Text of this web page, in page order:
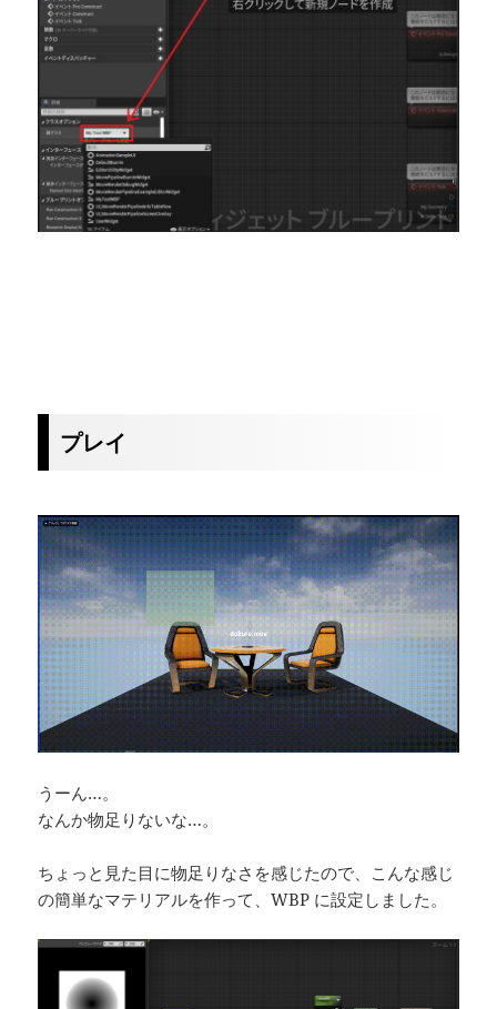
プレイ
うーん…。
なんか物足りないな…。
ちょっと見た目に物足りなさを感じたので、こんな感じ
の簡単なマテリアルを作って、WBP に設定しました。